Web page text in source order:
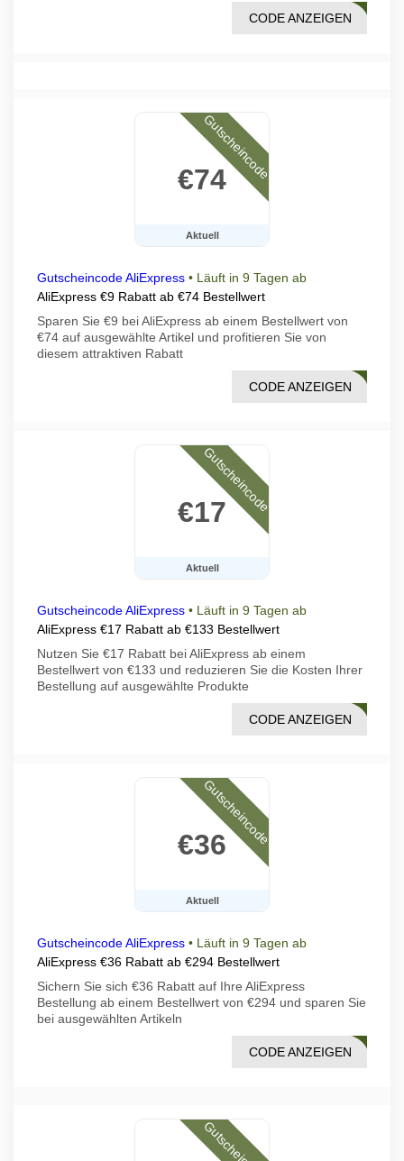
DF02
CODE ANZEIGEN
€74
Aktuell
Gutscheincode
Gutscheincode AliExpress • Läuft in 9 Tagen ab
AliExpress €9 Rabatt ab €74 Bestellwert
Sparen Sie €9 bei AliExpress ab einem Bestellwert von
€74 auf ausgewählte Artikel und profitieren Sie von
diesem attraktiven Rabatt
DF04
CODE ANZEIGEN
€17
Aktuell
Gutscheincode
Gutscheincode AliExpress • Läuft in 9 Tagen ab
AliExpress €17 Rabatt ab €133 Bestellwert
Nutzen Sie €17 Rabatt bei AliExpress ab einem
Bestellwert von €133 und reduzieren Sie die Kosten Ihrer
Bestellung auf ausgewählte Produkte
DF05
CODE ANZEIGEN
€36
Aktuell
Gutscheincode
Gutscheincode AliExpress • Läuft in 9 Tagen ab
AliExpress €36 Rabatt ab €294 Bestellwert
Sichern Sie sich €36 Rabatt auf Ihre AliExpress
Bestellung ab einem Bestellwert von €294 und sparen Sie
bei ausgewählten Artikeln
DF07
CODE ANZEIGEN